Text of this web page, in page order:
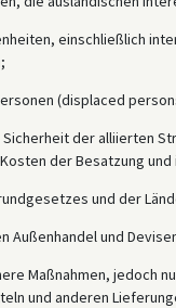
einschließlich
(displaced
Sicherheit der alliierten
der Besatzung
und der
Außenhandel und
Maßnahmen, jedoch
und anderen